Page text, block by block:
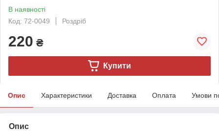
В наявності
Код: 72-0049
Роздріб
220 ₴
Купити
Опис Характеристики Доставка Оплата Умови
Опис